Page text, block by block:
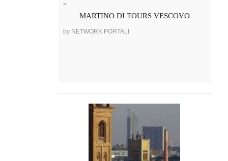
>
MARTINO DI TOURS VESCOVO
by NETWORK PORTALI